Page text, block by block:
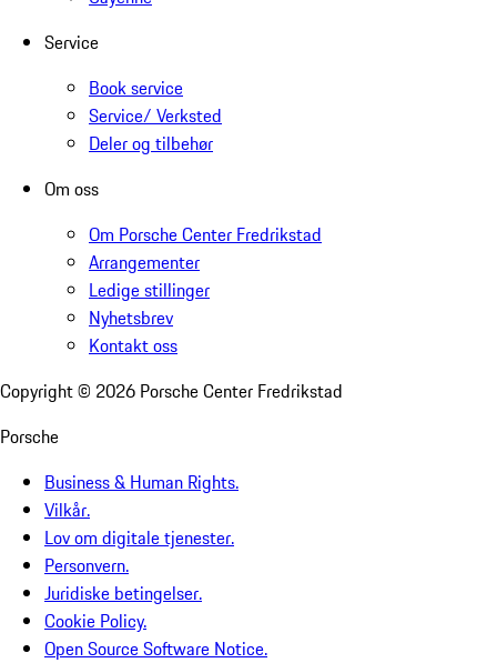
Service
Book service
Service/ Verksted
Deler og tilbehør
Om oss
Om Porsche Center Fredrikstad
Arrangementer
Ledige stillinger
Nyhetsbrev
Kontakt oss
Copyright © 2026 Porsche Center Fredrikstad
Porsche
Business & Human Rights.
Vilkår.
Lov om digitale tjenester.
Personvern.
Juridiske betingelser.
Cookie Policy.
Open Source Software Notice.